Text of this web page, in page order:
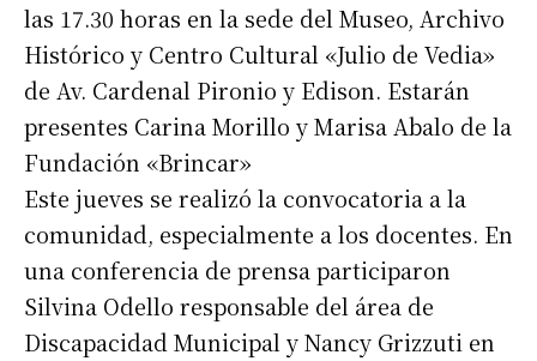
las 17.30 horas en la sede del Museo, Archivo
Histórico y Centro Cultural «Julio de Vedia»
de Av. Cardenal Pironio y Edison. Estarán
presentes Carina Morillo y Marisa Abalo de la
Fundación «Brincar»
Este jueves se realizó la convocatoria a la
comunidad, especialmente a los docentes. En
una conferencia de prensa participaron
Silvina Odello responsable del área de
Discapacidad Municipal y Nancy Grizzuti en